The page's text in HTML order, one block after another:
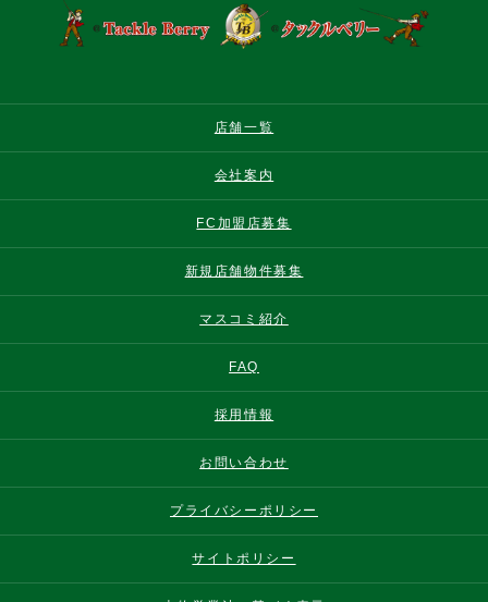
店舗一覧
会社案内
FC加盟店募集
新規店舗物件募集
マスコミ紹介
FAQ
採用情報
お問い合わせ
プライバシーポリシー
サイトポリシー